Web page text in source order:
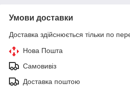
Умови доставки
Доставка здійснюється тільки по
Нова Пошта
Самовивіз
Доставка поштою